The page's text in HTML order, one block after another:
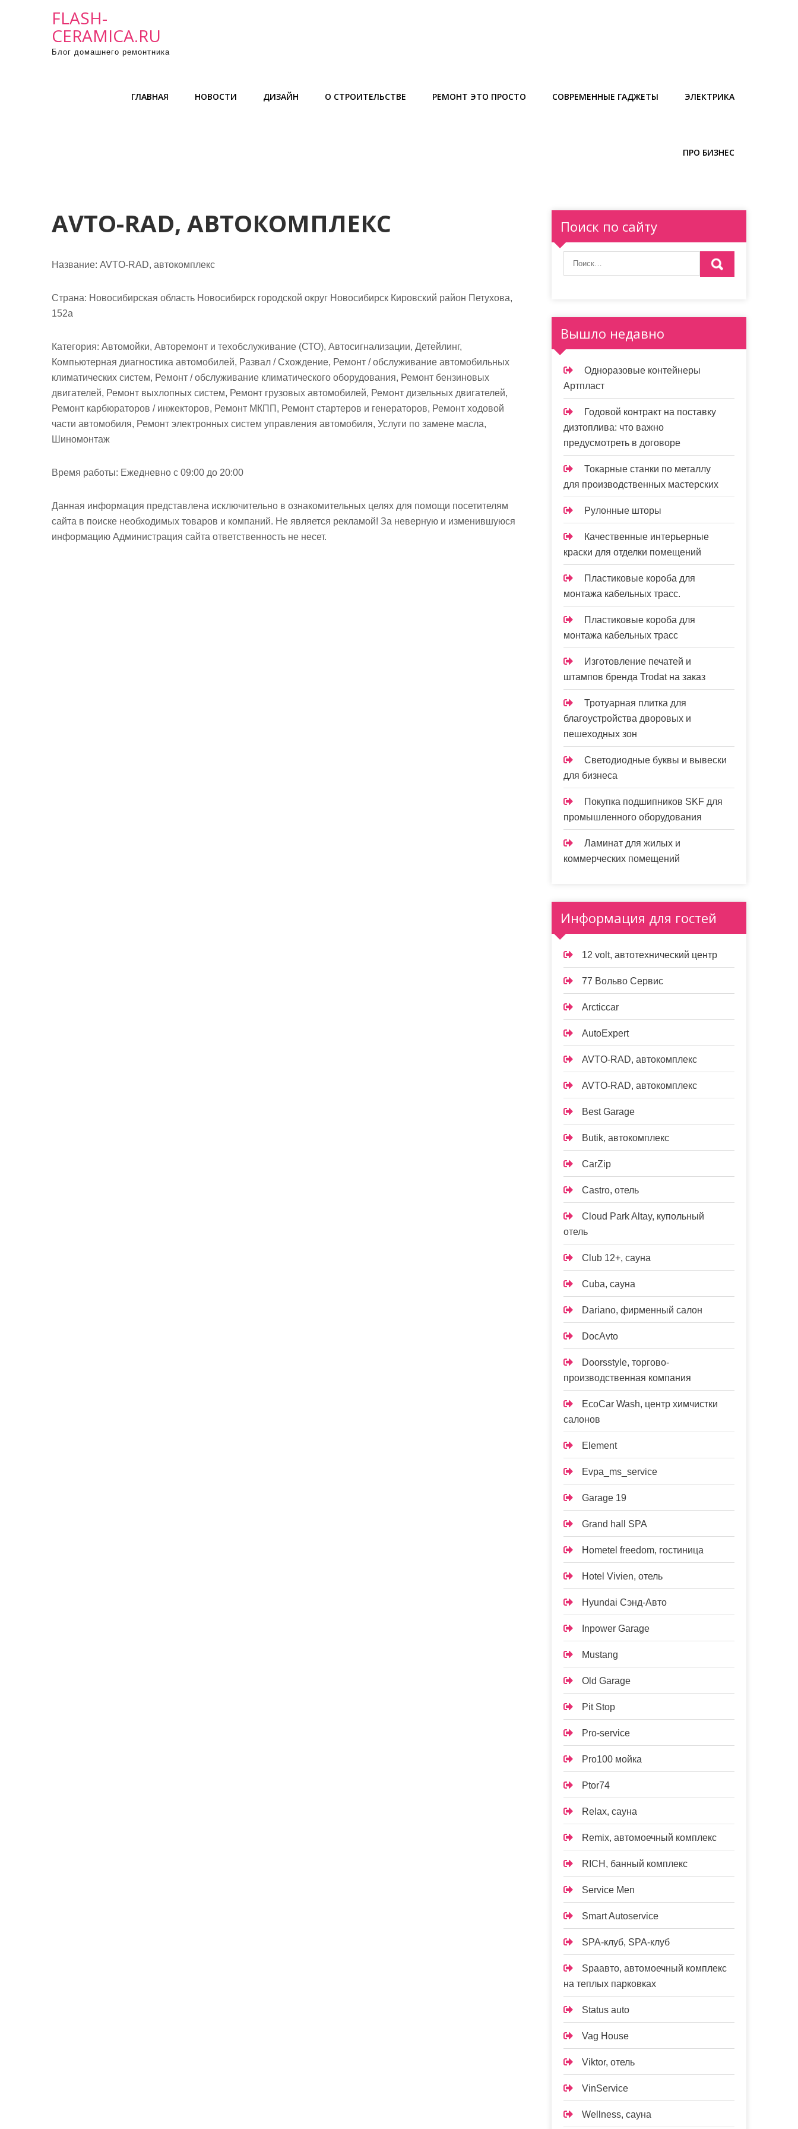
FLASH-
CERAMICA.RU
Блог домашнего ремонтника
ГЛАВНАЯ НОВОСТИ ДИЗАЙН О СТРОИТЕЛЬСТВЕ РЕМОНТ ЭТО ПРОСТО СОВРЕМЕННЫЕ ГАДЖЕТЫ ЭЛЕКТРИКА
ПРО БИЗНЕС
AVTO-RAD, АВТОКОМПЛЕКС
Название: AVTO-RAD, автокомплекс
Страна: Новосибирская область Новосибирск городской округ Новосибирск Кировский район Петухова,
152а
Категория: Автомойки, Авторемонт и техобслуживание (СТО), Автосигнализации, Детейлинг,
Компьютерная диагностика автомобилей, Развал / Схождение, Ремонт / обслуживание автомобильных
климатических систем, Ремонт / обслуживание климатического оборудования, Ремонт бензиновых
двигателей, Ремонт выхлопных систем, Ремонт грузовых автомобилей, Ремонт дизельных двигателей,
Ремонт карбюраторов / инжекторов, Ремонт МКПП, Ремонт стартеров и генераторов, Ремонт ходовой
части автомобиля, Ремонт электронных систем управления автомобиля, Услуги по замене масла,
Шиномонтаж
Время работы: Ежедневно с 09:00 до 20:00
Данная информация представлена исключительно в ознакомительных целях для помощи посетителям
сайта в поиске необходимых товаров и компаний. Не является рекламой! За неверную и изменившуюся
информацию Администрация сайта ответственность не несет.
Поиск по сайту
Вышло недавно
Одноразовые контейнеры
Артпласт
Годовой контракт на поставку
дизтоплива: что важно
предусмотреть в договоре
Токарные станки по металлу
для производственных мастерских
Рулонные шторы
Качественные интерьерные
краски для отделки помещений
Пластиковые короба для
монтажа кабельных трасс.
Пластиковые короба для
монтажа кабельных трасс
Изготовление печатей и
штампов бренда Trodat на заказ
Тротуарная плитка для
благоустройства дворовых и
пешеходных зон
Светодиодные буквы и вывески
для бизнеса
Покупка подшипников SKF для
промышленного оборудования
Ламинат для жилых и
коммерческих помещений
Информация для гостей
12 volt, автотехнический центр
77 Вольво Сервис
Arcticcar
AutoExpert
AVTO-RAD, автокомплекс
AVTO-RAD, автокомплекс
Best Garage
Butik, автокомплекс
CarZip
Castro, отель
Cloud Park Altay, купольный
отель
Club 12+, сауна
Cuba, сауна
Dariano, фирменный салон
DocAvto
Doorsstyle, торгово-
производственная компания
EcoCar Wash, центр химчистки
салонов
Element
Evpa_ms_service
Garage 19
Grand hall SPA
Hometel freedom, гостиница
Hotel Vivien, отель
Hyundai Сэнд-Авто
Inpower Garage
Mustang
Old Garage
Pit Stop
Pro-service
Pro100 мойка
Ptor74
Relax, сауна
Remix, автомоечный комплекс
RICH, банный комплекс
Service Men
Smart Autoservice
SPA-клуб, SPA-клуб
Spaавто, автомоечный комплекс
на теплых парковках
Status auto
Vag House
Viktor, отель
VinService
Wellness, сауна